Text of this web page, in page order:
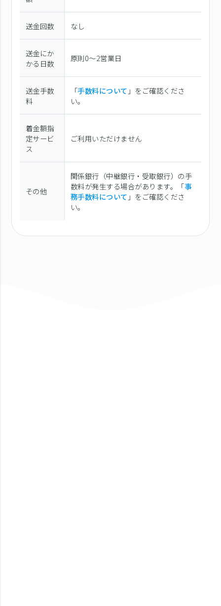
送金回数 なし
送金にか
かる日数
原則0〜2営業日
送金手数
料
「手数料について 」をご確認くださ
い。
着金額指
定サービ
ス
ご利用いただけません
その他
関係銀行（中継銀行・受取銀行）の手
数料が発生する場合があります。「事
務手数料について 」をご確認くださ
い。